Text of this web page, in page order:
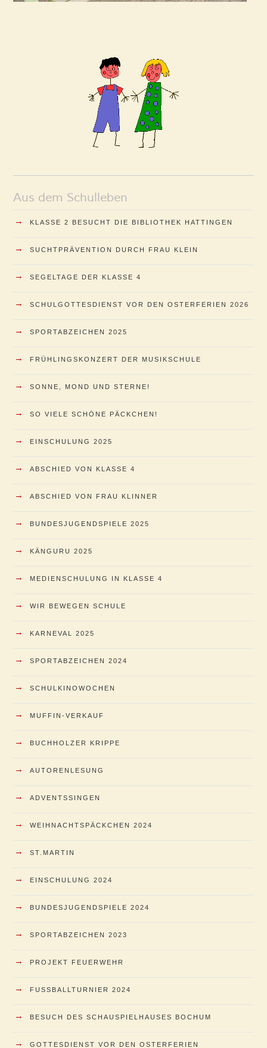
Aus dem Schulleben
→ KLASSE 2 BESUCHT DIE BIBLIOTHEK HATTINGEN
→ SUCHTPRÄVENTION DURCH FRAU KLEIN
→ SEGELTAGE DER KLASSE 4
→ SCHULGOTTESDIENST VOR DEN OSTERFERIEN 2026
→ SPORTABZEICHEN 2025
→ FRÜHLINGSKONZERT DER MUSIKSCHULE
→ SONNE, MOND UND STERNE!
→ SO VIELE SCHÖNE PÄCKCHEN!
→ EINSCHULUNG 2025
→ ABSCHIED VON KLASSE 4
→ ABSCHIED VON FRAU KLINNER
→ BUNDESJUGENDSPIELE 2025
→ KÄNGURU 2025
→ MEDIENSCHULUNG IN KLASSE 4
→ WIR BEWEGEN SCHULE
→ KARNEVAL 2025
→ SPORTABZEICHEN 2024
→ SCHULKINOWOCHEN
→ MUFFIN-VERKAUF
→ BUCHHOLZER KRIPPE
→ AUTORENLESUNG
→ ADVENTSSINGEN
→ WEIHNACHTSPÄCKCHEN 2024
→ ST.MARTIN
→ EINSCHULUNG 2024
→ BUNDESJUGENDSPIELE 2024
→ SPORTABZEICHEN 2023
→ PROJEKT FEUERWEHR
→ FUSSBALLTURNIER 2024
→ BESUCH DES SCHAUSPIELHAUSES BOCHUM
→ GOTTESDIENST VOR DEN OSTERFERIEN